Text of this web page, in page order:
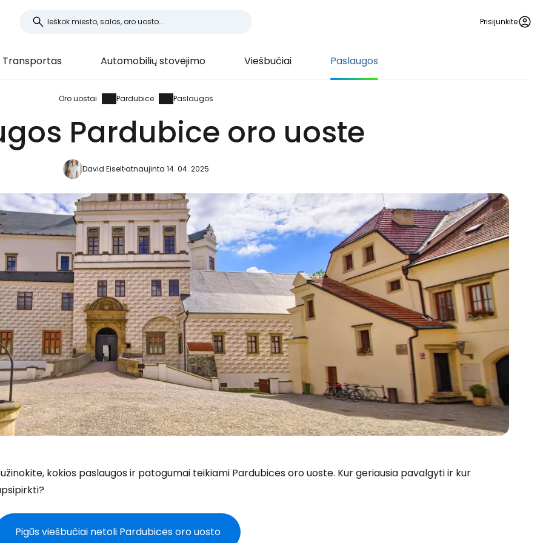
Prisijunkite
Transportas Automobilių stovėjimo Viešbučiai Paslaugos
Oro uostai Pardubice Paslaugos
Pardubice oro uoste
David Eiseltatnaujinta 14. 04. 2025
kokios paslaugos ir patogumai teikiami Pardubicės oro uoste. Kur geriausia pavalgyti ir kur
Pigūs viešbučiai netoli Pardubicės oro uosto